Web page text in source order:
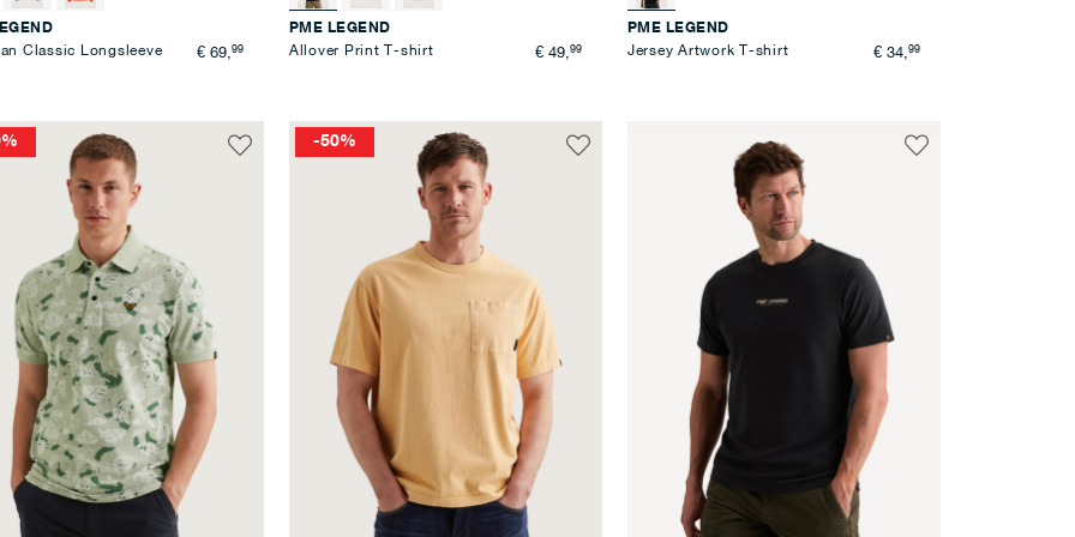
Classic Longsleeve
€ 69,99
PME LEGEND
Allover Print T-shirt
€ 49,99
PME LEGEND
Jersey Artwork T-shirt
€ 34,99
Voeg
-50%
Voeg
Voeg